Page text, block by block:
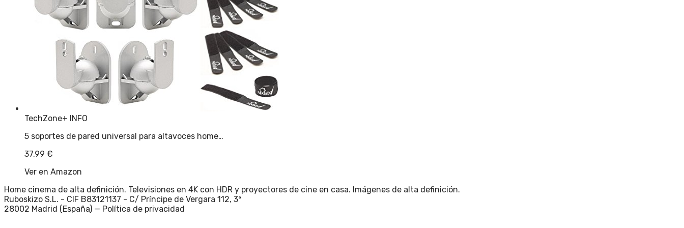
TechZone+ INFO
5 soportes de pared universal para altavoces home…
37,99 €
Ver en Amazon
Home cinema de alta definición. Televisiones en 4K con HDR y proyectores de cine en casa. Imágenes de alta definición.
Ruboskizo S.L. - CIF B83121137 - C/ Príncipe de Vergara 112, 3ª
28002 Madrid (España) — Política de privacidad